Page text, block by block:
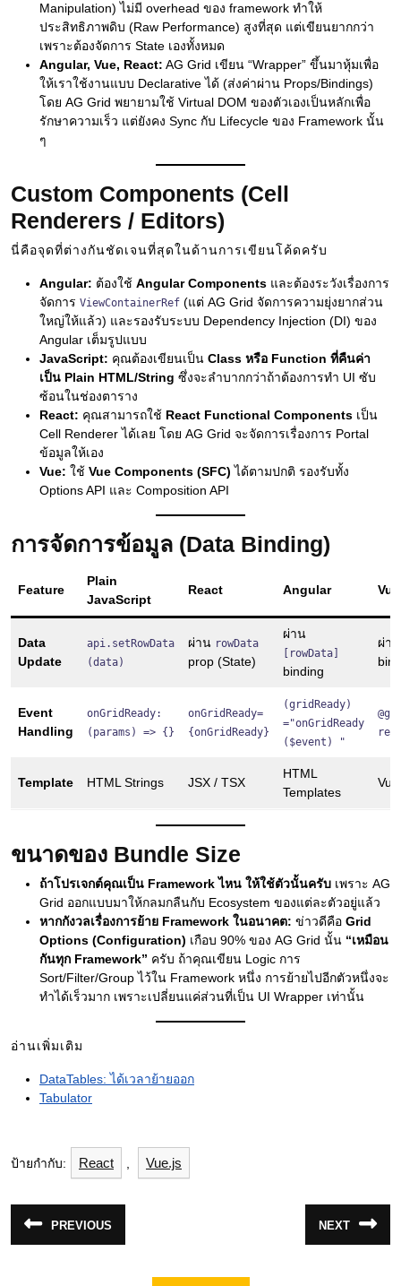
Manipulation) ไม่มี overhead ของ framework ทำให้
ประสิทธิภาพดิบ (Raw Performance) สูงที่สุด แต่เขียนยากกว่า
เพราะต้องจัดการ State เองทั้งหมด
Angular, Vue, React: AG Grid เขียน “Wrapper” ขึ้นมาหุ้มเพื่อ
ให้เราใช้งานแบบ Declarative ได้ (ส่งค่าผ่าน Props/Bindings)
โดย AG Grid พยายามใช้ Virtual DOM ของตัวเองเป็นหลักเพื่อ
รักษาความเร็ว แต่ยังคง Sync กับ Lifecycle ของ Framework นั้น
ๆ
Custom Components (Cell
Renderers / Editors)
นี่คือจุดที่ต่างกันชัดเจนที่สุดในด้านการเขียนโค้ดครับ
Angular: ต้องใช้ Angular Components และต้องระวังเรื่องการ
จัดการ ViewContainerRef (แต่ AG Grid จัดการความยุ่งยากส่วน
ใหญ่ให้แล้ว) และรองรับระบบ Dependency Injection (DI) ของ
Angular เต็มรูปแบบ
JavaScript: คุณต้องเขียนเป็น Class หรือ Function ที่คืนค่า
เป็น Plain HTML/String ซึ่งจะลำบากกว่าถ้าต้องการทำ UI ซับ
ซ้อนในช่องตาราง
React: คุณสามารถใช้ React Functional Components เป็น
Cell Renderer ได้เลย โดย AG Grid จะจัดการเรื่องการ Portal
ข้อมูลให้เอง
Vue: ใช้ Vue Components (SFC)ได้ตามปกติ รองรับทั้ง
Options API และ Composition API
การจัดการข้อมูล (Data Binding)
Feature
Plain
JavaScript
React Angular Vue
Data
Update
api.setRowData
(data)
ผ่าน rowData
prop (State)
ผ่าน
[rowData]
binding
ผ่า
Event
Handling
onGridReady:
(params) => {}
onGridReady=
{onGridReady}
(gridReady)
="onGridReady
($event) "
Template HTML Strings JSX / TSX
HTML
Templates
ขนาดของ Bundle Size
ถ้าโปรเจกต์คุณเป็น Framework ไหน ให้ใช้ตัวนั้นครับ เพราะ AG
Grid ออกแบบมาให้กลมกลืนกับ Ecosystem ของแต่ละตัวอยู่แล้ว
หากกังวลเรื่องการย้าย Framework ในอนาคต: ข่าวดีคือ Grid
Options (Configuration) เกือบ 90% ของ AG Grid นั้น “เหมือน
กันทุก Framework” ครับ ถ้าคุณเขียน Logic การ
Sort/Filter/Group ไว้ใน Framework หนึ่ง การย้ายไปอีกตัวหนึ่งจะ
ทำได้เร็วมาก เพราะเปลี่ยนแค่ส่วนที่เป็น UI Wrapper เท่านั้น
อ่านเพิ่มเติม
DataTables: ได้เวลาย้ายออก
Tabulator
ป้ายกำกับ: React Vue.js
แนะแนว
เรื่อง
PREVIOUS
post:
NEXT
post: